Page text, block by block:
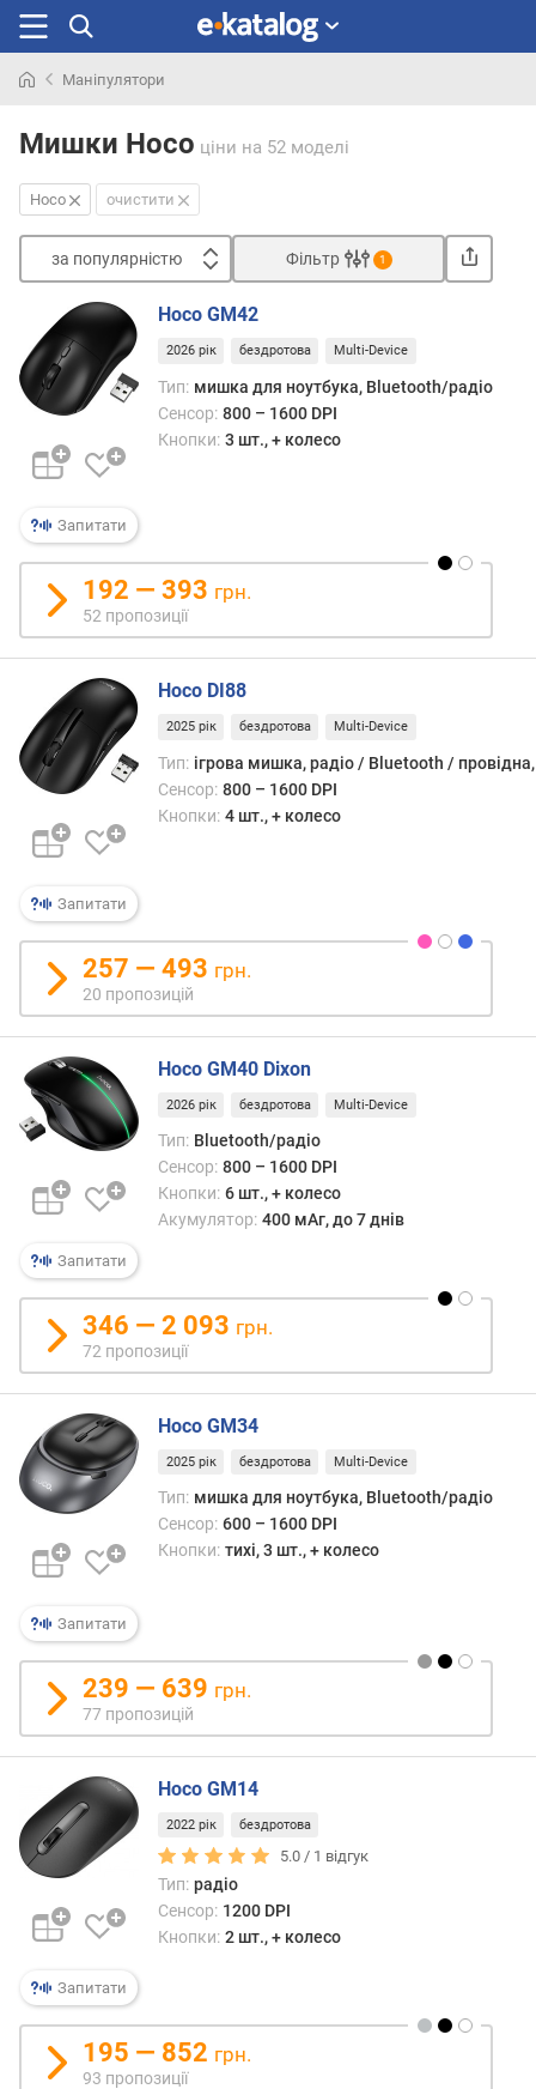
раніше
Маніпулятори
Мишки Hoco ціни на 52 моделі
Hoco очистити
за популярністю
з
а
п
о
у
л
р
н
і
с
т
ю
в
і
д
д
ш
е
и
о
о
р
г
и
в
д
д
р
х
д
о
д
ш
и
х
з
а
в
д
г
а
м
з
д
Фільтр 1
Запитати
Hoco GM42
2026 рік бездротова Multi-Device
Тип: мишка для ноутбука, Bluetooth/радіо
Сенсор: 800 – 1600 DPI
Кнопки: 3 шт., + колесо
192 — 393 грн.
52 пропозиції
Запитати
Hoco DI88
2025 рік бездротова Multi-Device
Тип: ігрова мишка, радіо / Bluetooth / провідна,
Сенсор: 800 – 1600 DPI
Кнопки: 4 шт., + колесо
257 — 493 грн.
20 пропозицій
Запитати
Hoco GM40 Dixon
2026 рік бездротова Multi-Device
Тип: Bluetooth/радіо
Сенсор: 800 – 1600 DPI
Кнопки: 6 шт., + колесо
Акумулятор: 400 мАг, до 7 днів
346 — 2 093 грн.
72 пропозиції
Запитати
Hoco GM34
2025 рік бездротова Multi-Device
Тип: мишка для ноутбука, Bluetooth/радіо
Сенсор: 600 – 1600 DPI
Кнопки: тихі, 3 шт., + колесо
239 — 639 грн.
77 пропозицій
Запитати
Hoco GM14
2022 рік бездротова
5.0 / 1 відгук
Тип: радіо
Сенсор: 1200 DPI
Кнопки: 2 шт., + колесо
195 — 852 грн.
93 пропозиції